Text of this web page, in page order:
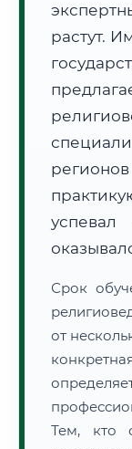
• Маршрут транзита:
📜 Документы и
Нажмите
растут.
Срок
от
Тем, кто